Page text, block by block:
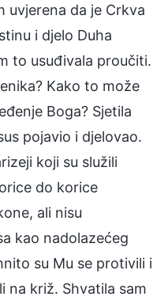
uvjerena da je Crkva
i djelo Duha
to usuđivala proučiti.
Kako to može
Boga? Sjetila
pojavio i djelovao.
koji su služili
do korice
ali nisu
kao nadolazećeg
su Mu se protivili i
na križ. Shvatila sam